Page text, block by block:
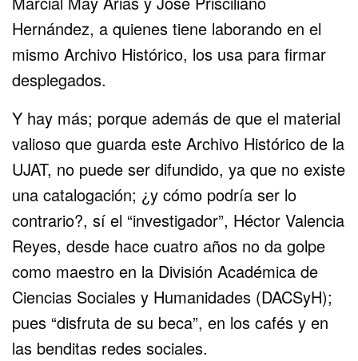
Hernández, a quienes tiene laborando en el
mismo Archivo Histórico, los usa para firmar
desplegados.
Y hay más; porque además de que el material
valioso que guarda este Archivo Histórico de la
UJAT, no puede ser difundido, ya que no existe
una catalogación; ¿y cómo podría ser lo
contrario?, sí el “investigador”, Héctor Valencia
Reyes, desde hace cuatro años no da golpe
como maestro en la División Académica de
Ciencias Sociales y Humanidades (DACSyH);
pues “disfruta de su beca”, en los cafés y en
las benditas redes sociales.